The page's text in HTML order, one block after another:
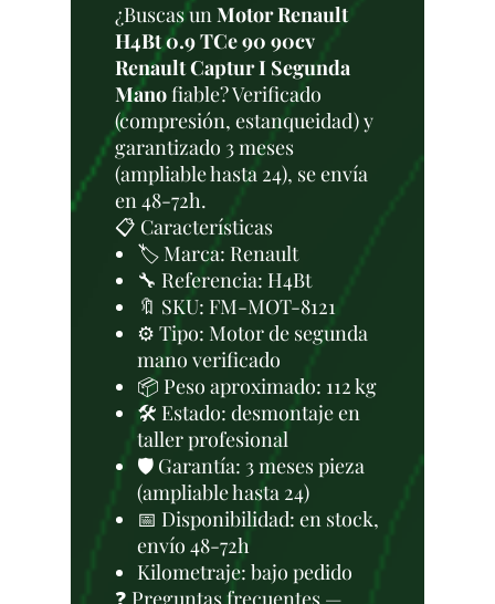
¿Buscas unMotor Renault
H4Bt 0.9 TCe 90 90cv
Renault Captur I Segunda
Manofiable? Verificado
(compresión, estanqueidad) y
garantizado 3 meses
(ampliable hasta 24), se envía
en 48-72h.
📋 Características
🏷️ Marca: Renault
🔧 Referencia: H4Bt
🔖 SKU: FM-MOT-8121
⚙️ Tipo: Motor de segunda
mano verificado
📦 Peso aproximado: 112 kg
🛠 Estado: desmontaje en
taller profesional
🛡️ Garantía: 3 meses pieza
(ampliable hasta 24)
📅 Disponibilidad: en stock,
envío 48-72h
Kilometraje: bajo pedido
❓ Preguntas frecuentes —